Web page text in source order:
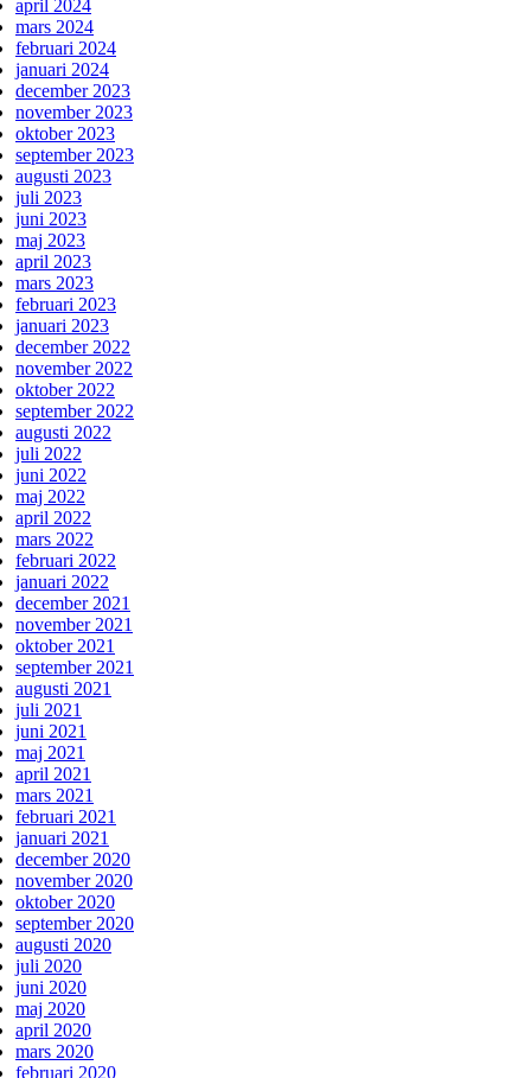
april 2024
mars 2024
februari 2024
januari 2024
december 2023
november 2023
oktober 2023
september 2023
augusti 2023
juli 2023
juni 2023
maj 2023
april 2023
mars 2023
februari 2023
januari 2023
december 2022
november 2022
oktober 2022
september 2022
augusti 2022
juli 2022
juni 2022
maj 2022
april 2022
mars 2022
februari 2022
januari 2022
december 2021
november 2021
oktober 2021
september 2021
augusti 2021
juli 2021
juni 2021
maj 2021
april 2021
mars 2021
februari 2021
januari 2021
december 2020
november 2020
oktober 2020
september 2020
augusti 2020
juli 2020
juni 2020
maj 2020
april 2020
mars 2020
februari 2020